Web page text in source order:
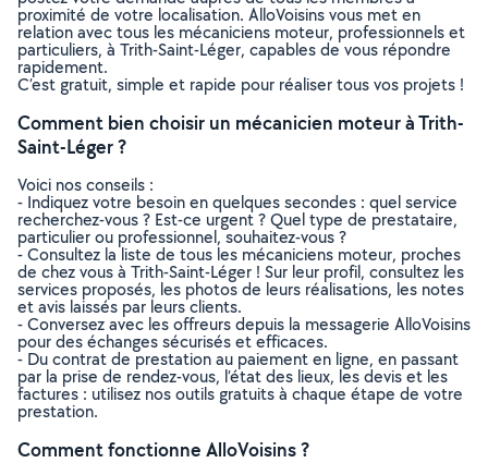
proximité de votre localisation. AlloVoisins vous met en
relation avec tous les mécaniciens moteur, professionnels et
particuliers, à Trith-Saint-Léger, capables de vous répondre
rapidement.
C’est gratuit, simple et rapide pour réaliser tous vos projets !
Comment bien choisir un mécanicien moteur à Trith-
Saint-Léger ?
Voici nos conseils :
- Indiquez votre besoin en quelques secondes : quel service
recherchez-vous ? Est-ce urgent ? Quel type de prestataire,
particulier ou professionnel, souhaitez-vous ?
- Consultez la liste de tous les mécaniciens moteur, proches
de chez vous à Trith-Saint-Léger ! Sur leur profil, consultez les
services proposés, les photos de leurs réalisations, les notes
et avis laissés par leurs clients.
- Conversez avec les offreurs depuis la messagerie AlloVoisins
pour des échanges sécurisés et efficaces.
- Du contrat de prestation au paiement en ligne, en passant
par la prise de rendez-vous, l’état des lieux, les devis et les
factures : utilisez nos outils gratuits à chaque étape de votre
prestation.
Comment fonctionne AlloVoisins ?